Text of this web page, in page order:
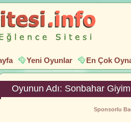
Yeni Oyunlar En Çok
Oyunun Adı: Sonbahar
Sponsorlu